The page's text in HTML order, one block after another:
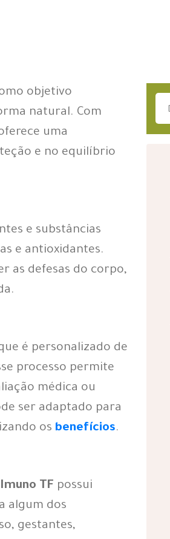
objetivo
natural. Com
uma
e no equilíbrio
e substâncias
e antioxidantes.
as defesas do corpo,
é personalizado de
processo permite
médica ou
ser adaptado para
os benefícios.
Imuno TF possui
algum dos
gestantes,